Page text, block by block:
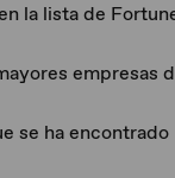
la lista de
empresas
se ha encontrado